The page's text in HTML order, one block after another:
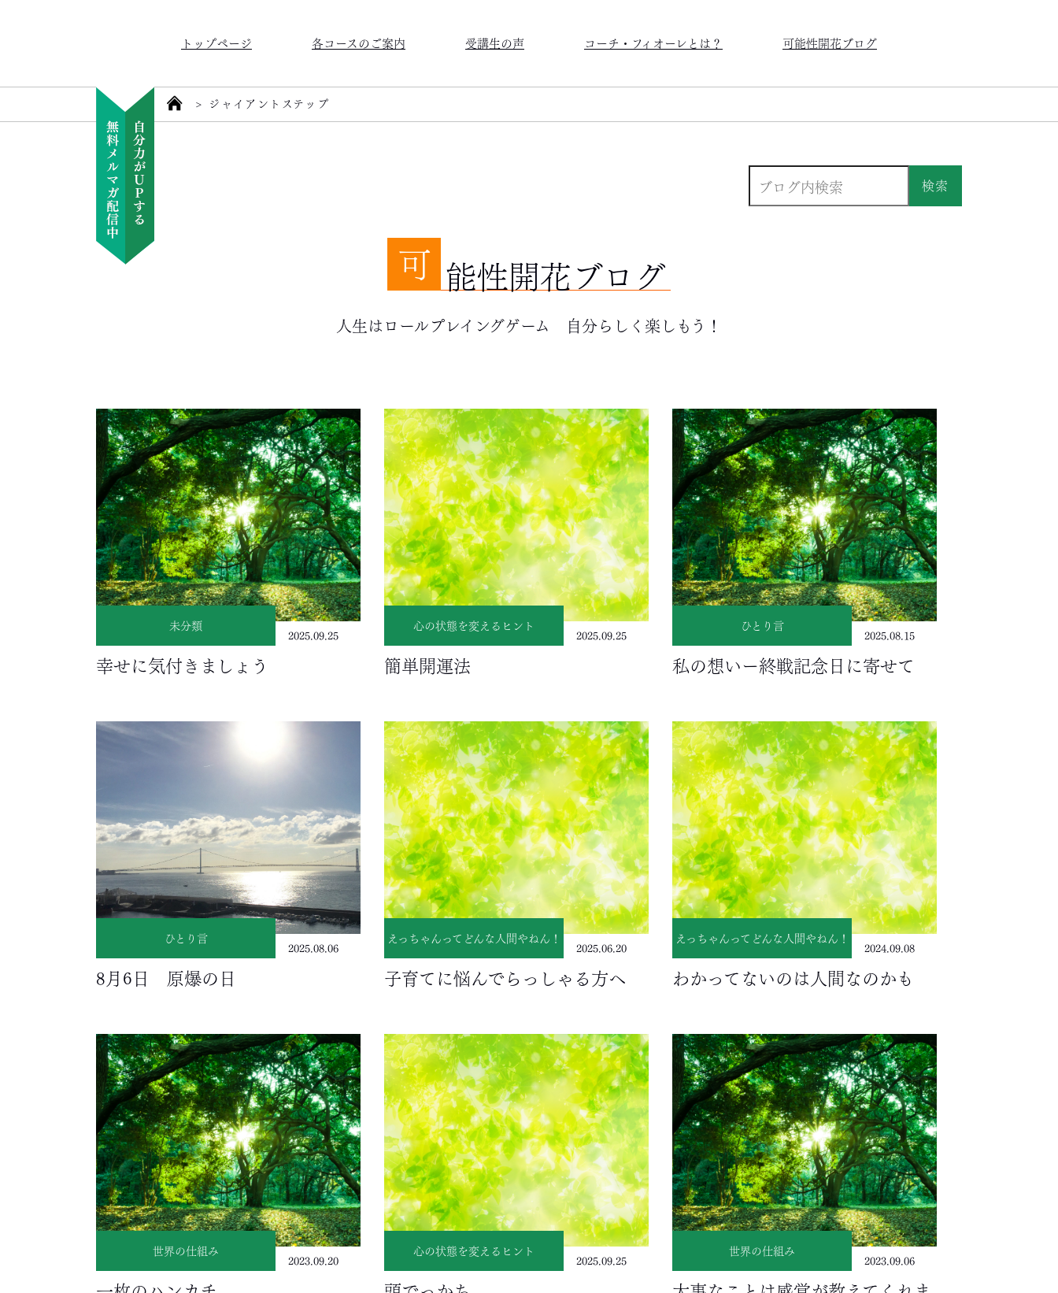
トップページ 各コースのご案内 受講生の声 コーチ・フィオーレとは？ 可能性開花ブログ
> ジャイアントステップ
検索
可 能性開花ブログ
人生はロールプレイングゲーム 自分らしく楽しもう！
未分類
2025.09.25
幸せに気付きましょう
心の状態を変えるヒント
2025.09.25
簡単開運法
ひとり言
2025.08.15
私の想いー終戦記念日に寄せて
ひとり言
2025.08.06
8月6日 原爆の日
えっちゃんってどんな人間やねん！
2025.06.20
子育てに悩んでらっしゃる方へ
えっちゃんってどんな人間やねん！
2024.09.08
わかってないのは人間なのかも
世界の仕組み
2023.09.20
心の状態を変えるヒント
2025.09.25
世界の仕組み
2023.09.06